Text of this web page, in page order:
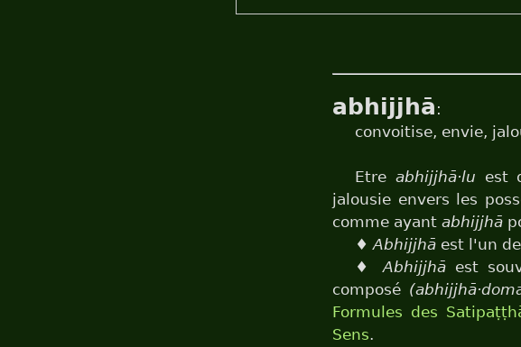
abhijjhā :
convoitise, envie,
Etre abhijjhā·lu est
jalousie envers les
comme ayant abhijjhā
♦Abhijjhā est l'un
♦Abhijjhāest
composé
Formules des
Sens.